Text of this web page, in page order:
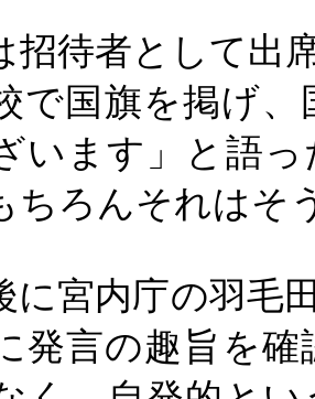
待者として出
で国旗を掲げ
います」と語
ちろんそれはそ
宮内庁の羽毛
発言の趣旨を